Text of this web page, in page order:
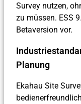
Survey nutzen,
zu müssen. ESS
Betaversion vor.
Planung
Ekahau Site